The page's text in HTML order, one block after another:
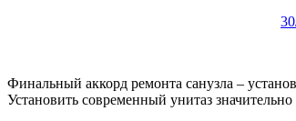
Финальный аккорд ремонта санузла –
Установить современный унитаз